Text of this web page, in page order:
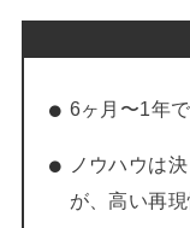
6ヶ月〜1年
ノウハウは
が、高い再